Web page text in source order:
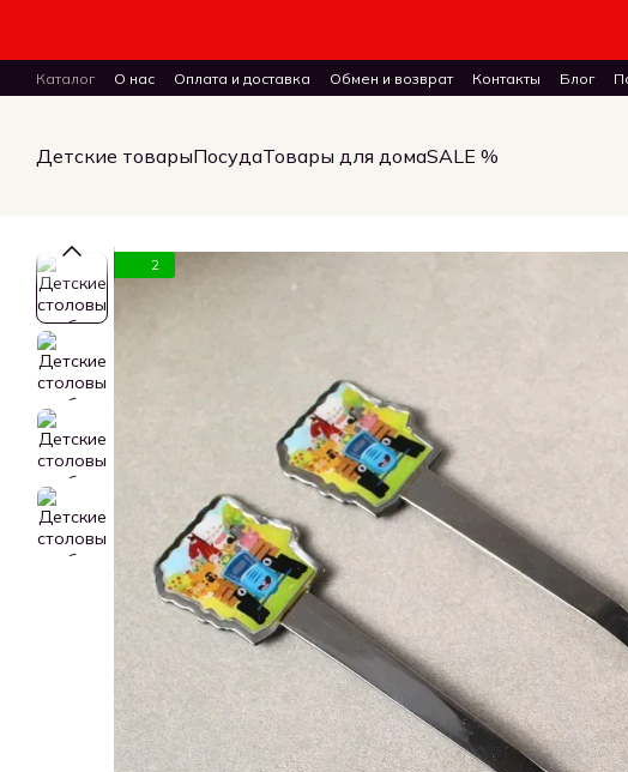
Каталог О нас Оплата и доставка Обмен и возврат Контакты Блог
ПУБЛИЧНЫЙ ДОГОВОР (ОФЕРТА) на заказ, куплю-продажу и доставку
Детские товарыПосудаТовары для домаSALE %
2